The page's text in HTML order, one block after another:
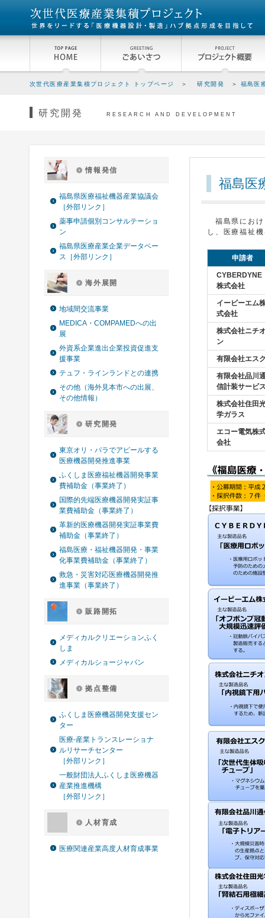
次世代医療産業集積プロジェクト トップページ ＞ 研究開発 ＞ 福島医
研究開発 RESEARCH AND DEVELOPMENT
情報発信
福島県医療福祉機器産業協議会
［外部リンク］
薬事申請個別コンサルテーショ
ン
福島県医療産業企業データベー
ス［外部リンク］
海外展開
地域間交流事業
MEDICA・COMPAMEDへの出
展
外資系企業進出企業投資促進支
援事業
テュフ・ラインランドとの連携
その他（海外見本市への出展、
その他情報）
研究開発
東京オリ・パラでアピールする
医療機器開発推進事業
ふくしま医療福祉機器開発事業
費補助金（事業終了）
国際的先端医療機器開発実証事
業費補助金（事業終了）
革新的医療機器開発実証事業費
補助金（事業終了）
福島医療・福祉機器開発・事業
化事業費補助金（事業終了）
救急・災害対応医療機器開発推
進事業（事業終了）
販路開拓
メディカルクリエーションふく
しま
メディカルショージャパン
拠点整備
ふくしま医療機器開発支援セン
ター
医療-産業トランスレーショナ
ルリサーチセンター
［外部リンク］
一般財団法人ふくしま医療機器
産業推進機構
［外部リンク］
人材育成
医療関連産業高度人材育成事業
福島医
福島県におけ
し、医療福祉
申請者
CYBERDYNE
株式会社
イービーエム
式会社
株式会社ニチ
ン
有限会社エス
有限会社品川
信計装サービ
株式会社住田
学ガラス
エコー電気株
会社